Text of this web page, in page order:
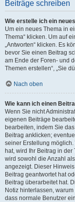
Beiträge schreiben
Wie erstelle ich ein
Um ein neues Thema in
Thema“ klicken. Um auf
„Antworten“ klicken. Es
bevor Sie einen Beitrag
am Ende der Foren- und
Themen erstellen“, „Sie
Nach oben
Wie kann ich einen
Wenn Sie nicht
eigenen Beiträge
bearbeiten, indem Sie
Beitrag anklicken;
seiner Erstellung
hat, wird Ihr Beitrag in
wird sowohl die Anzahl
angezeigt. Dieser
Beitrag geantwortet hat
Beitrag überarbeitet hat.
Notiz hinterlassen,
dass normale Benutzer